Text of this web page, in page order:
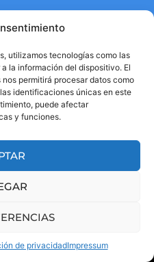
utilizamos tecnologías como las
la información del dispositivo. El
permitirá procesar datos como
identificaciones únicas en este
puede afectar
y funciones.
de privacidadImpressum